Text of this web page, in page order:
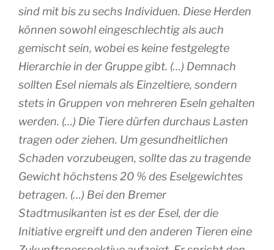
sind mit bis zu sechs Individuen. Diese Herden
können sowohl eingeschlechtig als auch
gemischt sein, wobei es keine festgelegte
Hierarchie in der Gruppe gibt. (…) Demnach
sollten Esel niemals als Einzeltiere, sondern
stets in Gruppen von mehreren Eseln gehalten
werden. (…) Die Tiere dürfen durchaus Lasten
tragen oder ziehen. Um gesundheitlichen
Schaden vorzubeugen, sollte das zu tragende
Gewicht höchstens 20 % des Eselgewichtes
betragen. (…) Bei den Bremer
Stadtmusikanten ist es der Esel, der die
Initiative ergreift und den anderen Tieren eine